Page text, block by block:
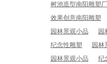
树池造型南阳雕塑厂
效果创意南阳雕塑
园林景观小品
园
纪念性雕塑
园林
园林景观小品
纪